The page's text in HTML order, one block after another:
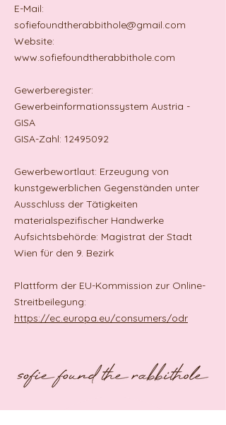
E-Mail:
sofiefoundtherabbithole@gmail.com
Website:
www.sofiefoundtherabbithole.com
Gewerberegister:
Gewerbeinformationssystem Austria -
GISA
GISA-Zahl: 12495092
Gewerbewortlaut: Erzeugung von
kunstgewerblichen Gegenständen unter
Ausschluss der Tätigkeiten
materialspezifischer Handwerke
Aufsichtsbehörde: Magistrat der Stadt
Wien für den 9. Bezirk
Plattform der EU-Kommission zur Online-
Streitbeilegung:
https://ec.europa.eu/consumers/odr